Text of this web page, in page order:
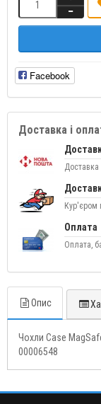
Facebook
Доставка і
Кур'єром
Оплата
Оплата,
Опис
Чохли Case
00006548